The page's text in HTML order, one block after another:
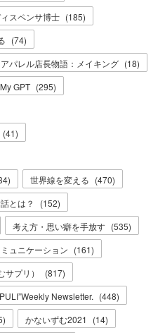
スペンサ博士 (185)
(74)
アパレル店長物語：メイキング (18)
GPT (295)
(41)
) 世界線を変える (470)
とは？ (152)
考え方・思い癖を手放す (535)
ュニケーション (161)
プリ）
(817)
Newsletter. (448)
) かないずむ2021 (14)